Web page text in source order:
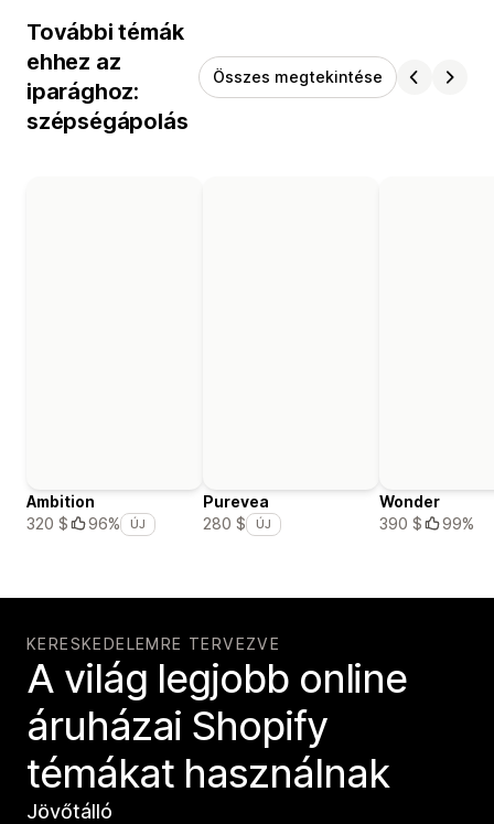
További témák
ehhez az
iparághoz:
szépségápolás
Összes megtekintése
Ambition
320 $
96% ÚJ
Purevea
280 $
ÚJ
Wonder
390 $
99%
KERESKEDELEMRE TERVEZVE
A világ legjobb online
áruházai Shopify
témákat használnak
Jövőtálló